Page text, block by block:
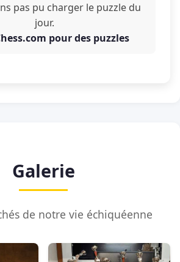
pas pu charger le puzzle du
jour.
pour des puzzles
Galerie
de notre vie échiquéenne